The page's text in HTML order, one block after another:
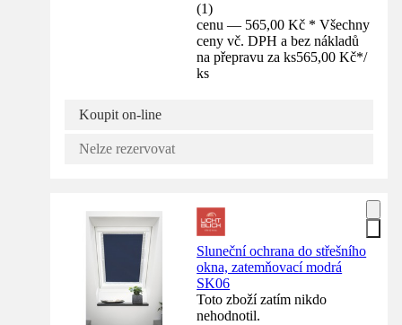
(1)
cenu — 565,00 Kč * Všechny
ceny vč. DPH a bez nákladů
na přepravu za ks565,00 Kč*/
ks
Koupit on-line
Nelze rezervovat
Sluneční ochrana do střešního
okna, zatemňovací modrá
SK06
Toto zboží zatím nikdo
nehodnotil.